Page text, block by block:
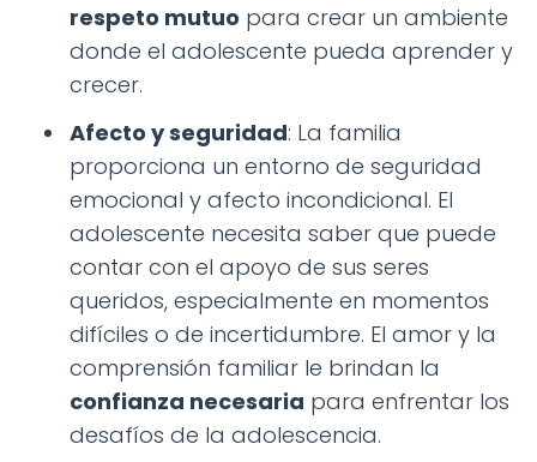
respeto mutuo para crear un ambiente
donde el adolescente pueda aprender y
crecer.
Afecto y seguridad: La familia
proporciona un entorno de seguridad
emocional y afecto incondicional. El
adolescente necesita saber que puede
contar con el apoyo de sus seres
queridos, especialmente en momentos
difíciles o de incertidumbre. El amor y la
comprensión familiar le brindan la
confianza necesaria para enfrentar los
desafíos de la adolescencia.